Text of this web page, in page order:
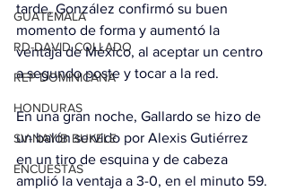
GUATEMALA
RD-DAVID COLLADO
REP DOMINICANA
HONDURAS
SV-NAYIB BUKELE
ENCUESTAS
tarde, González confirmó su buen
momento de forma y aumentó la
ventaja de México, al aceptar un centro
a segundo poste y tocar a la red.
En una gran noche, Gallardo se hizo de
un balón servido por Alexis Gutiérrez
en un tiro de esquina y de cabeza
amplió la ventaja a 3-0, en el minuto 59.